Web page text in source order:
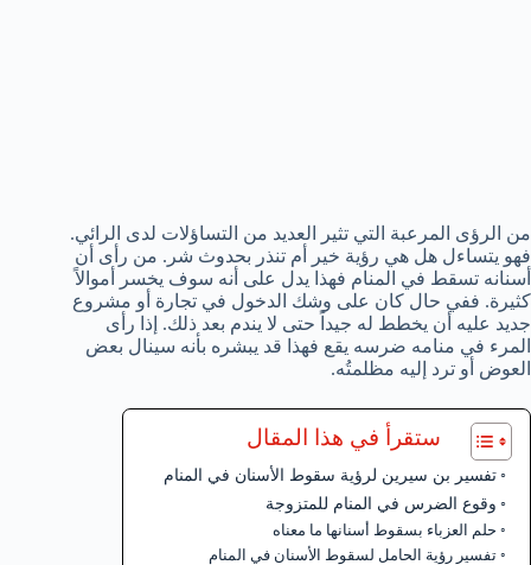
من الرؤى المرعبة التي تثير العديد من التساؤلات لدى الرائي.
فهو يتساءل هل هي رؤية خير أم تنذر بحدوث شر. من رأى أن
أسنانه تسقط في المنام فهذا يدل على أنه سوف يخسر أموالاً
كثيرة. ففي حال كان على وشك الدخول في تجارة أو مشروع
جديد عليه أن يخطط له جيداً حتى لا يندم بعد ذلك. إذا رأى
المرء في منامه ضرسه يقع فهذا قد يبشره بأنه سينال بعض
العوض أو ترد إليه مظلمتُه.
ستقرأ في هذا المقال
تفسير بن سيرين لرؤية سقوط الأسنان في المنام
وقوع الضرس في المنام للمتزوجة
حلم العزباء بسقوط أسنانها ما معناه
تفسير رؤية الحامل لسقوط الأسنان في المنام